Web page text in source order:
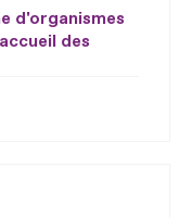
d'organismes
des